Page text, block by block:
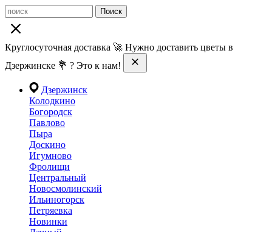
Поиск
Круглосуточная доставка 🚀 Нужно доставить цветы в
Дзержинске 💐 ? Это к нам!
Дзержинск
Колодкино
Богородск
Павлово
Пыра
Доскино
Игумново
Фролищи
Центральный
Новосмолинский
Ильиногорск
Петряевка
Новинки